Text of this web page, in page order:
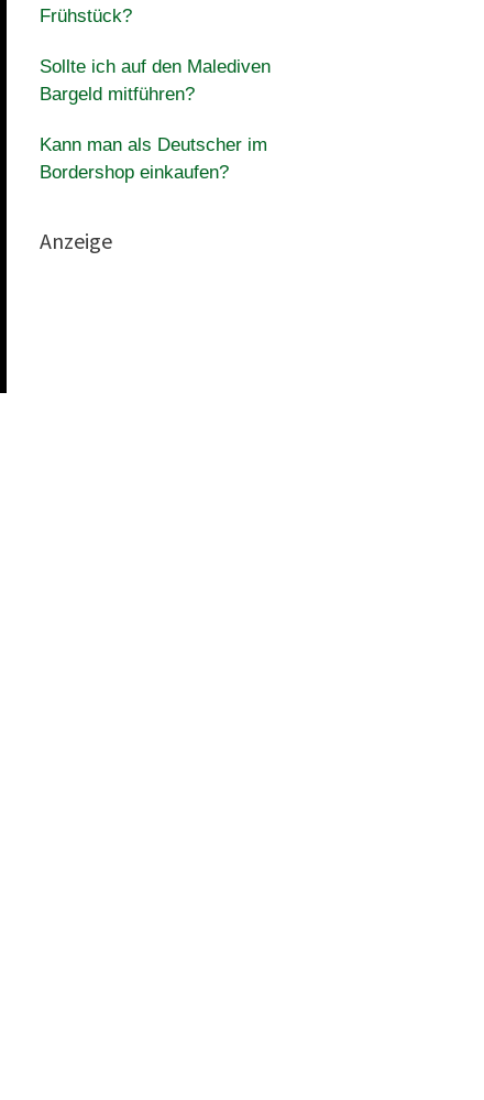
Frühstück?
Sollte ich auf den Malediven
Bargeld mitführen?
Kann man als Deutscher im
Bordershop einkaufen?
Anzeige